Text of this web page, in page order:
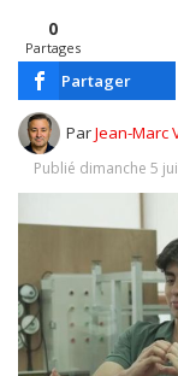
0
Partages
Partager
ParJean-Marc
Publié dimanche 5